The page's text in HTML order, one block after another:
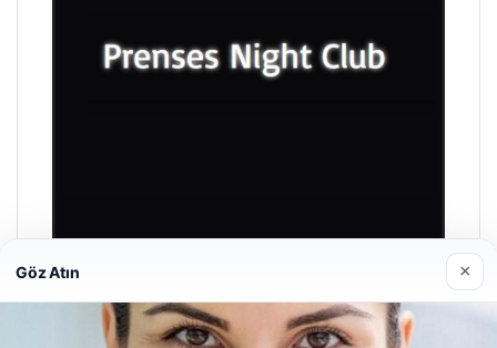
Prenses Night Club
29/04/2026
Göz Atın ×